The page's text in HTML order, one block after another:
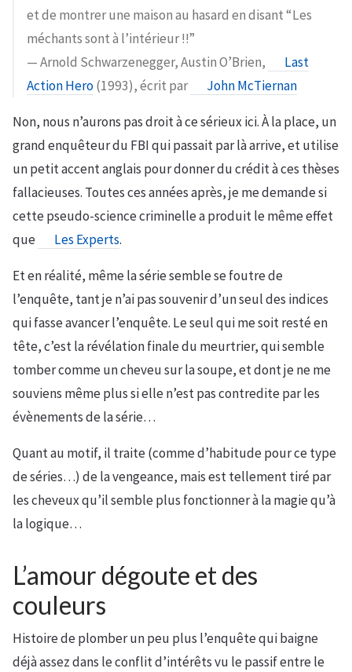
et de montrer une maison au hasard en disant “Les
méchants sont à l’intérieur !!”
— Arnold Schwarzenegger, Austin O’Brien,
Last
Action Hero(1993), écrit par John McTiernan
Non, nous n’aurons pas droit à ce sérieux ici. À la place, un
grand enquêteur du FBI qui passait par là arrive, et utilise
un petit accent anglais pour donner du crédit à ces thèses
fallacieuses. Toutes ces années après, je me demande si
cette pseudo-science criminelle a produit le même effet
que
Les Experts.
Et en réalité, même la série semble se foutre de
l’enquête, tant je n’ai pas souvenir d’un seul des indices
qui fasse avancer l’enquête. Le seul qui me soit resté en
tête, c’est la révélation finale du meurtrier, qui semble
tomber comme un cheveu sur la soupe, et dont je ne me
souviens même plus si elle n’est pas contredite par les
évènements de la série…
Quant au motif, il traite (comme d’habitude pour ce type
de séries…) de la vengeance, mais est tellement tiré par
les cheveux qu’il semble plus fonctionner à la magie qu’à
la logique…
L’amour dégoute et des
couleurs
Histoire de plomber un peu plus l’enquête qui baigne
déjà assez dans le conflit d’intérêts vu le passif entre le